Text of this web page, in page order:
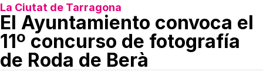
La Ciutat de Tarragona
El Ayuntamiento convoca el
11º concurso de fotografía
de Roda de Berà